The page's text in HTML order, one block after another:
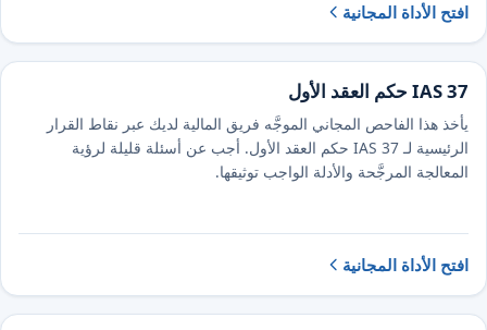
افتح الأداة المجانية
IAS 37 حكم العقد الأول
يأخذ هذا الفاحص المجاني الموجَّه فريق المالية لديك عبر نقاط القرار
الرئيسية لـ IAS 37 حكم العقد الأول. أجب عن أسئلة قليلة لرؤية
المعالجة المرجَّحة والأدلة الواجب توثيقها.
افتح الأداة المجانية